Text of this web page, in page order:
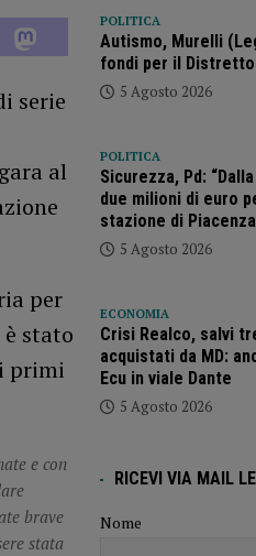
serie
al
per
stato
primi
e con
brave
stata
POLITICA
Autismo, Murelli
fondi per il Distretto
5 Agosto 2026
POLITICA
Sicurezza, Pd:
due milioni di euro
stazione di
5 Agosto 2026
ECONOMIA
Crisi Realco, salvi
acquistati da MD:
Ecu in viale Dante
5 Agosto 2026
RICEVI VIA MAIL
Nome